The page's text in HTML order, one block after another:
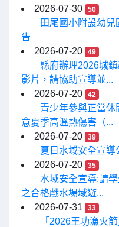
2026-07-30
50
田尾國小附設幼
告
2026-07-20
49
縣府辦理2026城
影片，請協助宣導並...
2026-07-20
42
青少年參與正當休
意夏季高溫熱傷害（...
2026-07-20
39
夏日水域安全宣導
2026-07-20
35
水域安全宣導:請
之合格戲水場域遊...
2026-07-31
33
「2026王功漁火